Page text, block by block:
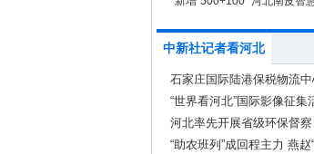
中新社记者看河北
石家庄国际陆港保税物流
“世界看河北”国际影像征集
河北率先开展省级环保督
“助农班列”成回程主力 燕